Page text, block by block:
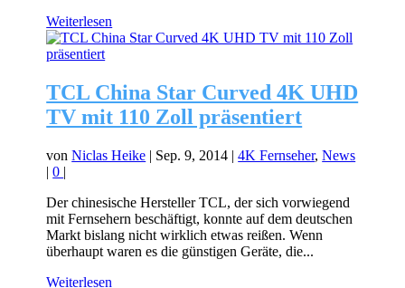
Weiterlesen
TCL China Star Curved 4K UHD
TV mit 110 Zoll präsentiert
vonNiclas Heike | Sep. 9, 2014 |4K Fernseher,News
|0 |
Der chinesische Hersteller TCL, der sich vorwiegend
mit Fernsehern beschäftigt, konnte auf dem deutschen
Markt bislang nicht wirklich etwas reißen. Wenn
überhaupt waren es die günstigen Geräte, die...
Weiterlesen